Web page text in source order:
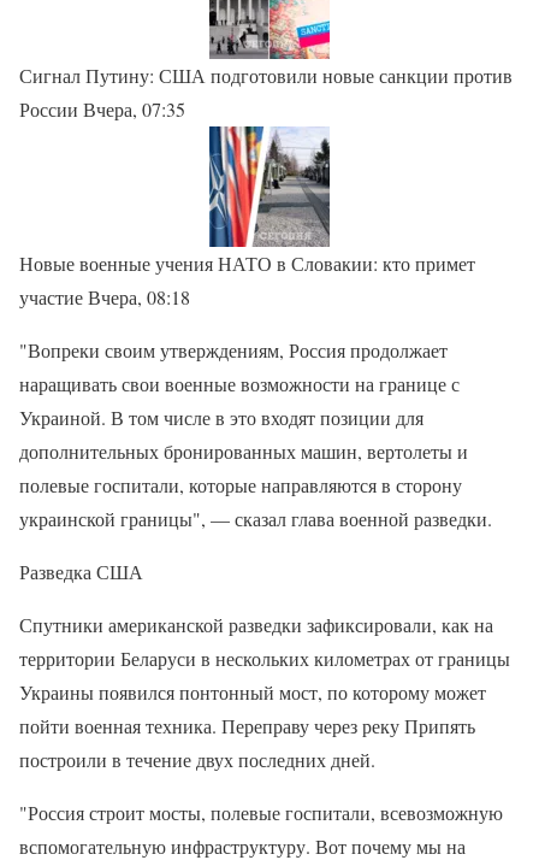
Сигнал Путину: США подготовили новые санкции против
России Вчера, 07:35
Новые военные учения НАТО в Словакии: кто примет
участие Вчера, 08:18
"Вопреки своим утверждениям, Россия продолжает
наращивать свои военные возможности на границе с
Украиной. В том числе в это входят позиции для
дополнительных бронированных машин, вертолеты и
полевые госпитали, которые направляются в сторону
украинской границы", — сказал глава военной разведки.
Разведка США
Спутники американской разведки зафиксировали, как на
территории Беларуси в нескольких километрах от границы
Украины появился понтонный мост, по которому может
пойти военная техника. Переправу через реку Припять
построили в течение двух последних дней.
"Россия строит мосты, полевые госпитали, всевозможную
вспомогательную инфраструктуру. Вот почему мы на